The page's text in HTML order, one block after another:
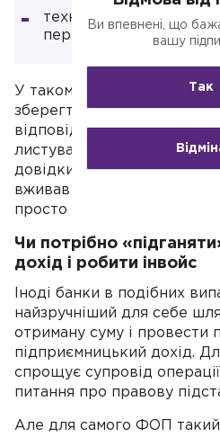
технічно неможливо
переказ тим самим
У такому випадку
зберегти всі документи:
відповіді банку, SWIFT-
листування з
довідки банку. Це буде
вживав реальних заходів
просто вирішив залишити
Чи потрібно
дохід і робити інвойс
Іноді банки в подібних
найзручніший для себе
отриману суму і провести
підприємницький дохід.
спрощує супровід
питання про правову
Але для самого ФОП такий
Ви впевнені, що
вашу
Так